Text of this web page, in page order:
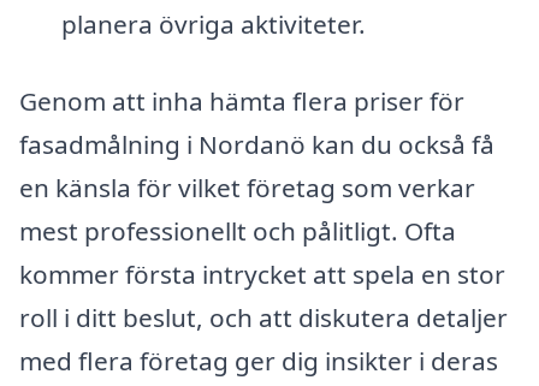
planera övriga aktiviteter.
Genom att inha hämta flera priser för
fasadmålning i Nordanö kan du också få
en känsla för vilket företag som verkar
mest professionellt och pålitligt. Ofta
kommer första intrycket att spela en stor
roll i ditt beslut, och att diskutera detaljer
med flera företag ger dig insikter i deras